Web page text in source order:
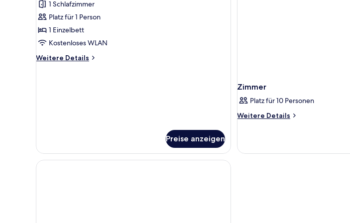
Einzelzimmer,
eigenes
Bad
anzeigen
1 Schlafzimmer
Platz für 1 Person
1 Einzelbett
Kostenloses WLAN
Weitere Details
Weitere
Preise anzeigen
Zimmer
Platz für 10 Personen
Weitere Details
Weitere